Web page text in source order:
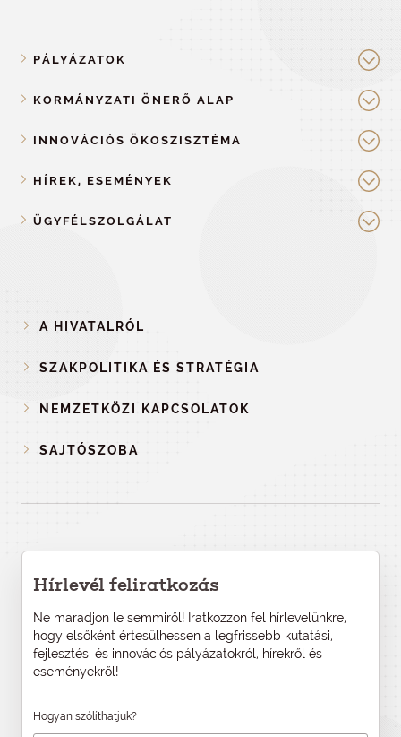
PÁLYÁZATOK
KORMÁNYZATI ÖNERŐ ALAP
INNOVÁCIÓS ÖKOSZISZTÉMA
HÍREK, ESEMÉNYEK
ÜGYFÉLSZOLGÁLAT
A HIVATALRÓL
SZAKPOLITIKA ÉS STRATÉGIA
NEMZETKÖZI KAPCSOLATOK
SAJTÓSZOBA
Hírlevél feliratkozás
Ne maradjon le semmiről! Iratkozzon fel hírlevelünkre,
hogy elsőként értesülhessen a legfrissebb kutatási,
fejlesztési és innovációs pályázatokról, hírekről és
eseményekről!
Hogyan szólíthatjuk?